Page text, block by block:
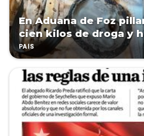
En Aduana de Foz
cien kilos de droga y
PAÍS